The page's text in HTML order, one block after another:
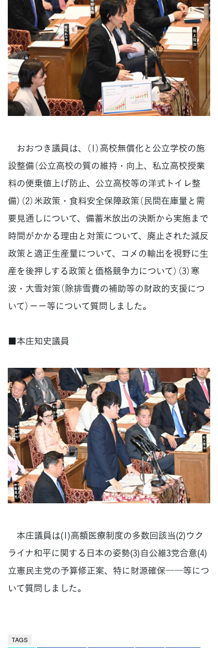
おおつき議員は、（1）高校無償化と公立学校の施
設整備（公立高校の質の維持・向上、私立高校授業
料の便乗値上げ防止、公立高校等の洋式トイレ整
備）（2）米政策・食料安全保障政策（民間在庫量と需
要見通しについて、備蓄米放出の決断から実施まで
時間がかかる理由と対策について、廃止された減反
政策と適正生産量について、コメの輸出を視野に生
産を後押しする政策と価格競争力について）（3）寒
波・大雪対策（除排雪費の補助等の財政的支援につ
いて）－－等について質問しました。
■本庄知史議員
本庄議員は(1)高額医療制度の多数回該当(2)ウク
ライナ和平に関する日本の姿勢(3)自公維3党合意(4)
立憲民主党の予算修正案、特に財源確保――等につ
いて質問しました。
TAGS